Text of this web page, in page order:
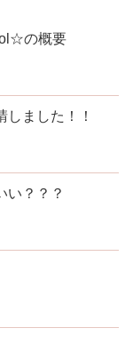
の概要
ました！！
い？？？